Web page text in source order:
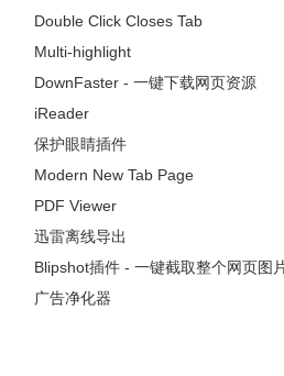
Double Click Closes Tab
Multi-highlight
DownFaster - 一键下载网页资源
iReader
保护眼睛插件
Modern New Tab Page
PDF Viewer
迅雷离线导出
Blipshot插件 - 一键截取整个网页图
广告净化器